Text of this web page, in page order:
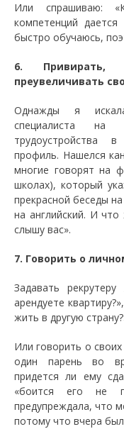
Или спрашиваю:
компетенций
быстро обучаюсь,
6. Привирать,
преувеличивать
Однажды я
специалиста на
трудоустройства
профиль. Нашелся
многие говорят на
школах), который
прекрасной беседы
на английский. И что
слышу вас».
7. Говорить о
Задавать
арендуете
жить в другую
Или говорить о
один парень во
придется ли ему
«боится его не
предупреждала, что
потому что вчера